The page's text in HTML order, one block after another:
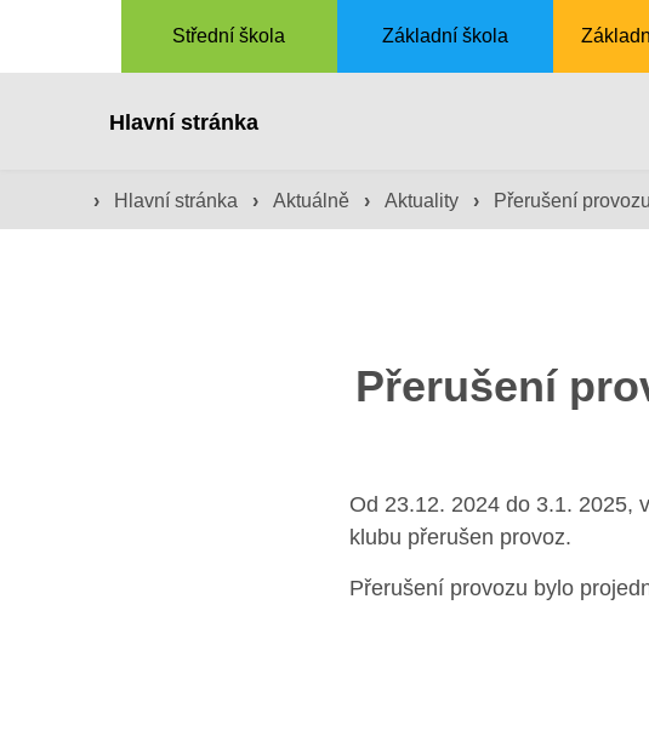
Střední škola Základní škola
Hlavní stránka
› Hlavní stránka › Aktuálně › Aktuality › Přerušení
Přerušení
Od 23.12. 2024 do 3.1. 2025,
klubu přerušen provoz.
Přerušení provozu bylo